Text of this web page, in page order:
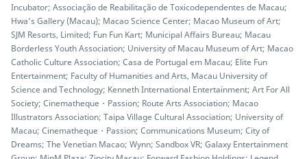
Incubator; Associação de Reabilitação de Toxicodependentes de Macau;
Hwa’s Gallery (Macau); Macao Science Center; Macao Museum of Art;
SJM Resorts, Limited; Fun Fun Kart; Municipal Affairs Bureau; Macau
Borderless Youth Association; University of Macau Museum of Art; Macao
Catholic Culture Association; Casa de Portugal em Macau; Elite Fun
Entertainment; Faculty of Humanities and Arts, Macau University of
Science and Technology; Kenneth International Entertainment; Art For All
Society; Cinematheque・Passion; Route Arts Association; Macao
Illustrators Association; Taipa Village Cultural Association; University of
Macau; Cinematheque・Passion; Communications Museum; City of
Dreams; The Venetian Macao; Wynn; Sandbox VR; Galaxy Entertainment